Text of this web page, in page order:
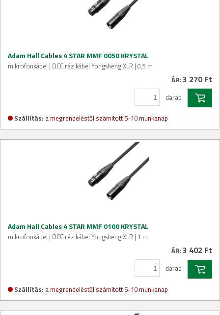
Adam Hall Cables 4 STAR MMF 0050 KRYSTAL
mikrofonkábel | OCC réz kábel Yongsheng XLR | 0,5 m
ÁR: 3 270 Ft
darab
Szállítás: a megrendeléstől számított 5-10 munkanap
Adam Hall Cables 4 STAR MMF 0100 KRYSTAL
mikrofonkábel | OCC réz kábel Yongsheng XLR | 1 m
ÁR: 3 402 Ft
darab
Szállítás: a megrendeléstől számított 5-10 munkanap